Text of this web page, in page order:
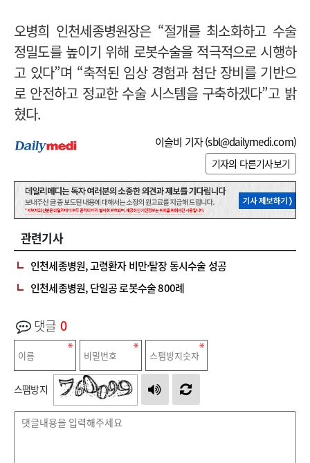
오병희 인천세종병원장은 “절개를 최소화하고 수술
정밀도를 높이기 위해 로봇수술을 적극적으로 시행하
고 있다”며 “축적된 임상 경험과 첨단 장비를 기반으
로 안전하고 정교한 수술 시스템을 구축하겠다”고 밝
혔다.
이슬비 기자 (sbl@dailymedi.com)
기자의 다른기사보기
관련기사
인천세종병원, 고령환자 비만·탈장 동시수술 성공
인천세종병원, 단일공 로봇수술 800례
댓글 0
스팸방지